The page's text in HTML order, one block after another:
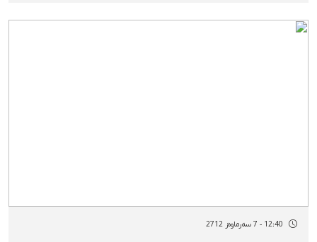
12:40 - 7 سەرماوەز 2712